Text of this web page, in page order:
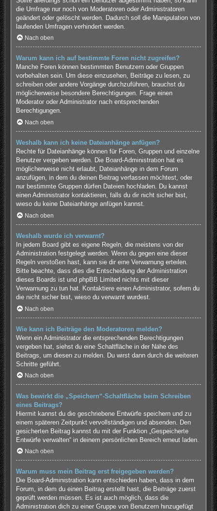
die Umfrage nur noch von Moderatoren oder Administratoren
geändert oder gelöscht werden. Dadurch soll die Manipulation von
laufenden Umfragen verhindert werden.
Nach oben
Warum kann ich auf bestimmte Foren nicht zugreifen?
Manche Foren können bestimmten Benutzern oder Gruppen
vorbehalten sein. Um diese einzusehen, Beiträge zu lesen, zu
schreiben oder andere Vorgänge durchzuführen, brauchst du
möglicherweise besondere Berechtigungen. Frage einen
Moderator oder Administrator nach entsprechenden
Berechtigungen.
Nach oben
Weshalb kann ich keine Dateianhänge anfügen?
Rechte für Dateianhänge können für Foren, Gruppen und einzelne
Benutzer vergeben werden. Die Board-Administration hat es
möglicherweise nicht erlaubt, Dateianhänge in dem Forum
anzufügen, in dem du deinen Beitrag verfassen möchtest, oder
nur bestimmte Gruppen dürfen Dateien hochladen. Du kannst
einen Administrator kontaktieren, falls du dir nicht sicher bist,
wieso du keine Dateianhänge anfügen kannst.
Nach oben
Weshalb wurde ich verwarnt?
In jedem Board gibt es eigene Regeln, die meistens von der
Administration festgelegt werden. Wenn du gegen eine dieser
Regeln verstoßen hast, kann sie dir eine Verwarnung erteilen.
Bitte beachte, dass dies die Entscheidung der Administration
dieses Boards ist und phpBB Limited nichts mit dieser
Verwarnung zu tun hat. Kontaktiere einen Administrator, sofern du
die nicht sicher bist, wieso du verwarnt wurdest.
Nach oben
Wie kann ich Beiträge den Moderatoren melden?
Wenn ein Administrator die entsprechenden Berechtigungen
vergeben hat, siehst du eine Schaltfläche in der Nähe des
Beitrags, um diesen zu melden. Du wirst dann durch die weiteren
Schritte geführt.
Nach oben
Was bewirkt die „Speichern“-Schaltfläche beim Schreiben
eines Beitrags?
Hiermit kannst du die geschriebene Entwürfe speichern und zu
einem späteren Zeitpunkt vervollständigen und absenden. Den
gesicherten Beitrag kannst du mit der Funktion „Gespeicherte
Entwürfe verwalten“ in deinem persönlichen Bereich erneut laden.
Nach oben
Warum muss mein Beitrag erst freigegeben werden?
Die Board-Administration kann entschieden haben, dass in dem
Forum, in dem du einen Beitrag erstellt hast, die Beiträge zuerst
geprüft werden müssen. Es ist auch möglich, dass die
Administration dich zu einer Gruppe von Benutzern hinzugefügt